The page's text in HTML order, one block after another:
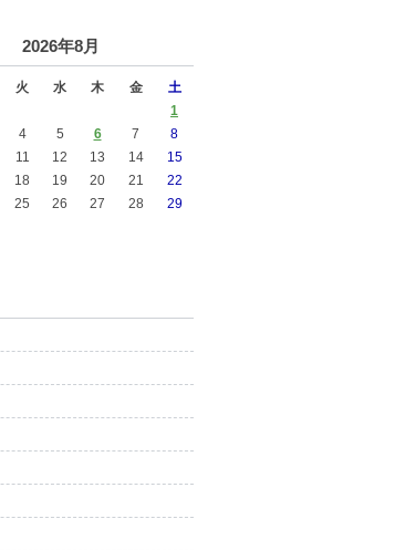
2026年8月
火 水 木 金 土
1
4 5 6 7
8
11 12 13 14
15
18 19 20 21
22
25 26 27 28
29